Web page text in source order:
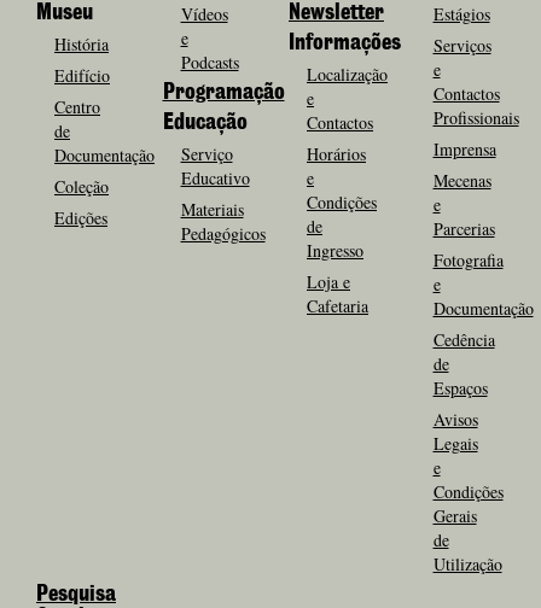
Museu
História
Edifício
Centro
de
Documentação
Coleção
Edições
Vídeos
e
Podcasts
Programação
Educação
Serviço
Educativo
Materiais
Pedagógicos
Newsletter
Informações
Localização
e
Contactos
Horários
e
Condições
de
Ingresso
Loja e
Cafetaria
Estágios
Serviços
e
Contactos
Profissionais
Imprensa
Mecenas
e
Parcerias
Fotografia
e
Documentação
Cedência
de
Espaços
Avisos
Legais
e
Condições
Gerais
de
Utilização
Pesquisa